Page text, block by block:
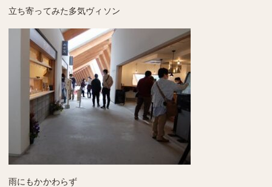
立ち寄ってみた多気ヴィソン
雨にもかかわらず